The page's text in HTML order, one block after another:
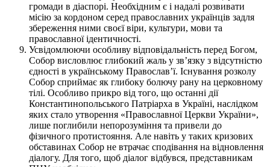
громади в діаспорі. Необхідним є і надалі розвивати
місію за кордоном серед православних українців задля
збереження ними своєї віри, культури, мови та
православної ідентичності.
Усвідомлюючи особливу відповідальність перед Богом,
Собор висловлює глибокий жаль у зв’язку з відсутністю
єдності в українському Православ’ї. Існування розколу
Собор сприймає як глибоку болючу рану на церковному
тілі. Особливо прикро від того, що останні дії
Константинопольського Патріарха в Україні, наслідком
яких стало утворення «Православної Церкви України»,
лише поглибили непорозуміння та привели до
фізичного протистояння. Але навіть у таких кризових
обставинах Собор не втрачає сподівання на відновлення
діалогу. Для того, щоб діалог відбувся, представникам